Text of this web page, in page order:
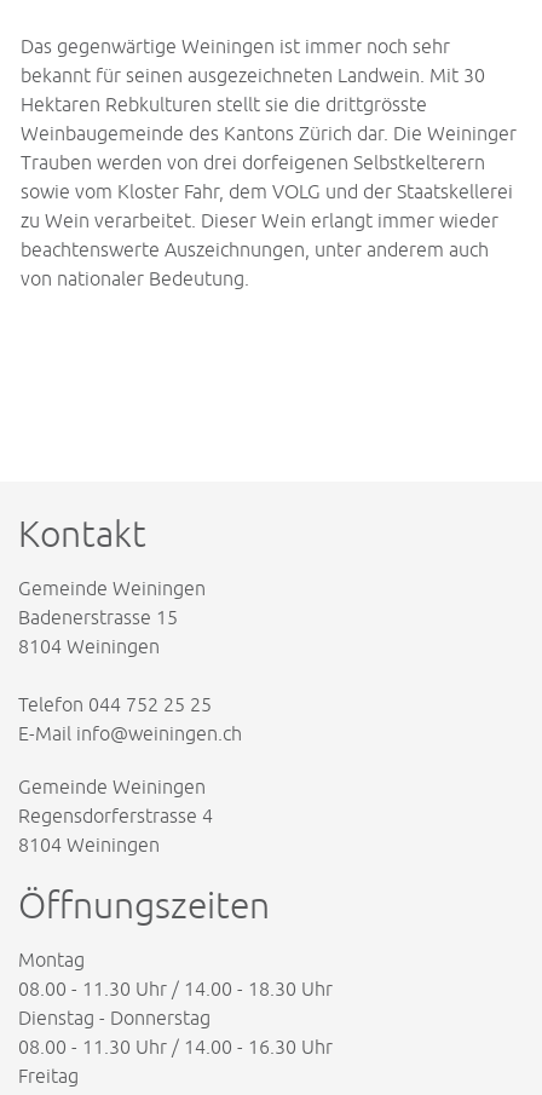
Das gegenwärtige Weiningen ist immer noch sehr
bekannt für seinen ausgezeichneten Landwein. Mit 30
Hektaren Rebkulturen stellt sie die drittgrösste
Weinbaugemeinde des Kantons Zürich dar. Die Weininger
Trauben werden von drei dorfeigenen Selbstkelterern
sowie vom Kloster Fahr, dem VOLG und der Staatskellerei
zu Wein verarbeitet. Dieser Wein erlangt immer wieder
beachtenswerte Auszeichnungen, unter anderem auch
von nationaler Bedeutung.
Kontakt
Gemeinde Weiningen
Badenerstrasse 15
8104 Weiningen
Telefon 044 752 25 25
E-Mail info@weiningen.ch
Gemeinde Weiningen
Regensdorferstrasse 4
8104 Weiningen
Öffnungszeiten
Montag
08.00 - 11.30 Uhr / 14.00 - 18.30 Uhr
Dienstag - Donnerstag
08.00 - 11.30 Uhr / 14.00 - 16.30 Uhr
Freitag